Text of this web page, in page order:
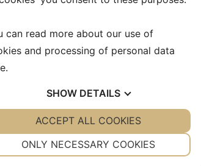
De
can read more about our use of
and processing of personal data
.
SHOW DETAILS
YES NO YES NO
ONLY NECESSARY COOKIES
ACCEPT ALL COOKIES